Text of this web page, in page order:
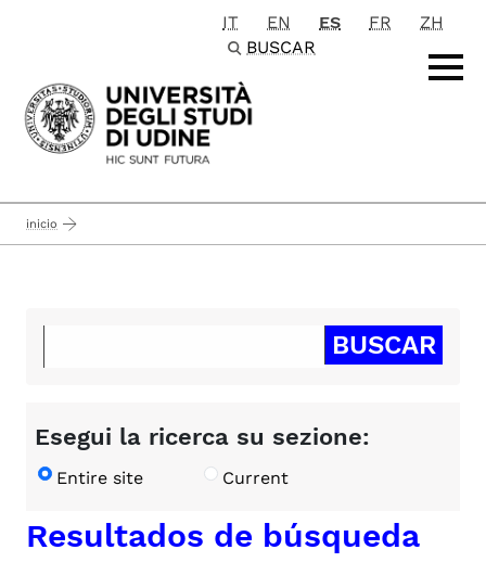
Passa al contenuto principale
IT EN ES FR
ZH
BUSCAR
inicio
Esegui la ricerca su sezione:
Entire site Current
Resultados de búsqueda